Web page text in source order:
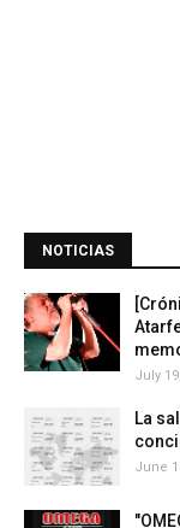
NOTICIAS
July
La
June